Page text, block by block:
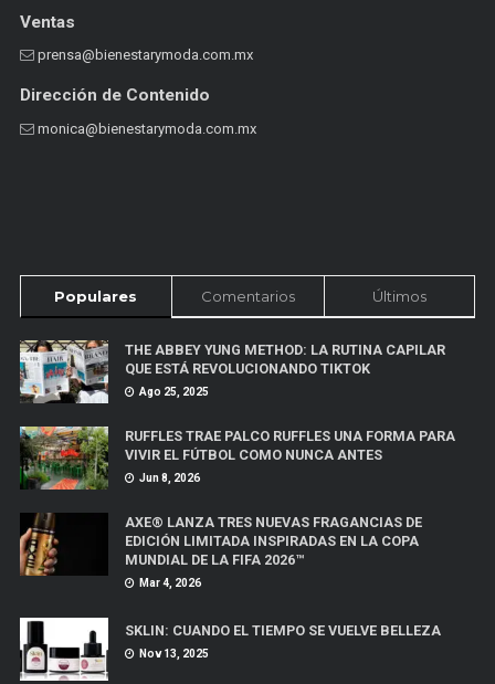
Ventas
prensa@bienestarymoda.com.mx
Dirección de Contenido
monica@bienestarymoda.com.mx
Populares Comentarios Últimos
THE ABBEY YUNG METHOD: LA RUTINA CAPILAR
QUE ESTÁ REVOLUCIONANDO TIKTOK
Ago 25, 2025
RUFFLES TRAE PALCO RUFFLES UNA FORMA PARA
VIVIR EL FÚTBOL COMO NUNCA ANTES
Jun 8, 2026
AXE® LANZA TRES NUEVAS FRAGANCIAS DE
EDICIÓN LIMITADA INSPIRADAS EN LA COPA
MUNDIAL DE LA FIFA 2026™
Mar 4, 2026
SKLIN: CUANDO EL TIEMPO SE VUELVE BELLEZA
Nov 13, 2025